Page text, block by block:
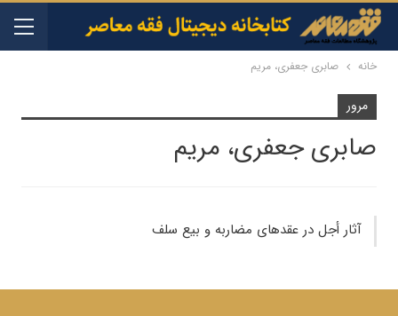
خانه صابری جعفری، مریم
مرور
صابری جعفری، مریم
آثار أجل در عقدهای مضاربه و بیع سلف